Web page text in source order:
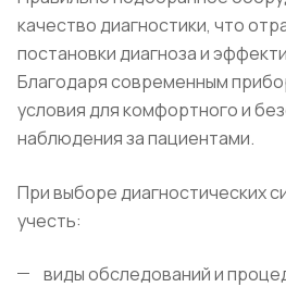
качество диагностики, что
постановки диагноза и
Благодаря современным
условия для комфортного и
наблюдения за пациентами.
При выборе диагностических
учесть:
виды обследований и